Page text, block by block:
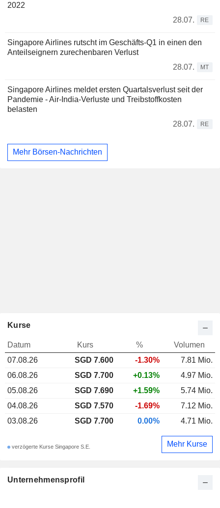
2022
28.07.
RE
Singapore Airlines rutscht im Geschäfts-Q1 in einen den
Anteilseignern zurechenbaren Verlust
28.07.
MT
Singapore Airlines meldet ersten Quartalsverlust seit der
Pandemie - Air-India-Verluste und Treibstoffkosten
belasten
28.07.
RE
Mehr Börsen-Nachrichten
Unternehmensprofil
Kurse
Datum Kurs %
Volumen
07.08.26
SGD 7.600 -1.30%
7.81 Mio.
06.08.26
SGD 7.700 +0.13%
4.97 Mio.
05.08.26
SGD 7.690 +1.59%
5.74 Mio.
04.08.26
SGD 7.570 -1.69%
7.12 Mio.
03.08.26
SGD 7.700 0.00% 4.71 Mio.
verzögerte Kurse Singapore S.E. Mehr Kurse